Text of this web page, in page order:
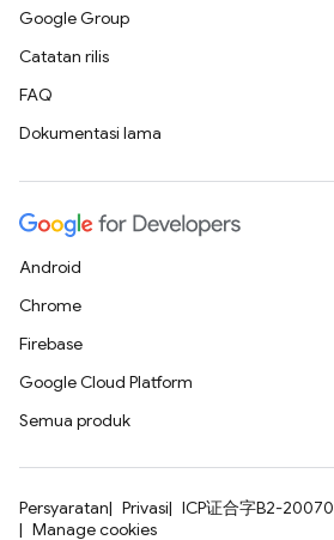
Google Group
Catatan rilis
FAQ
Dokumentasi lama
Android
Chrome
Firebase
Google Cloud Platform
Semua produk
Persyaratan Privasi
ICP证合字B2-
Manage cookies